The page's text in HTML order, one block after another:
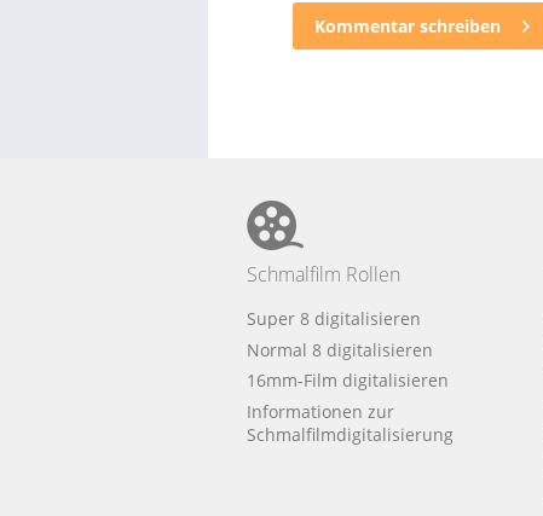
Kommentar schreiben
Schmalfilm Rollen
Super 8 digitalisieren
Normal 8 digitalisieren
16mm-Film digitalisieren
Informationen zur
Schmalfilmdigitalisierung